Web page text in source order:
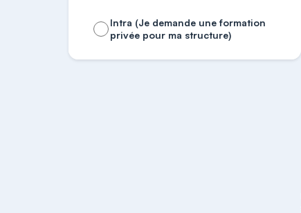
Intra (Je demande une formation
privée pour ma structure)